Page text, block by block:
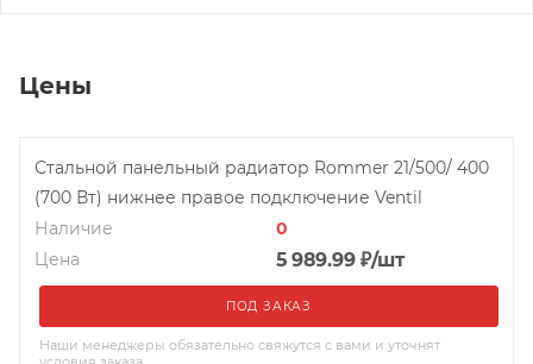
Цены
Стальной панельный радиатор Rommer 21/500/ 400
(700 Вт) нижнее правое подключение Ventil
Наличие
0
Цена
5 989.99 ₽/шт
ПОД ЗАКАЗ
Наши менеджеры обязательно свяжутся с вами и уточнят